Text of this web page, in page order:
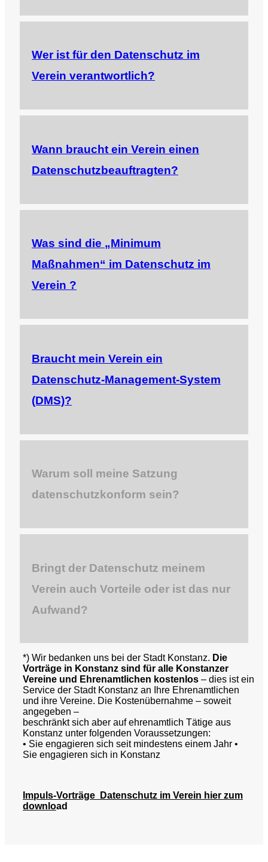
Wer ist für den Datenschutz im
Verein verantwortlich?
Wann braucht ein Verein einen
Datenschutzbeauftragten?
Was sind die „Minimum
Maßnahmen“ im Datenschutz im
Verein ?
Braucht mein Verein ein
Datenschutz-Management-System
(DMS)?
Warum soll meine Satzung
datenschutzkonform sein?
Bringt der Datenschutz meinem
Verein auch Vorteile oder ist das nur
Aufwand?
*) Wir bedanken uns bei der Stadt Konstanz. Die
Vorträge in Konstanz sind für alle Konstanzer
Vereine und Ehrenamtlichen kostenlos – dies ist ein
Service der Stadt Konstanz an Ihre Ehrenamtlichen
und ihre Vereine. Die Kostenübernahme – soweit
angegeben –
beschränkt sich aber auf ehrenamtlich Tätige aus
Konstanz unter folgenden Voraussetzungen:
• Sie engagieren sich seit mindestens einem Jahr •
Sie engagieren sich in Konstanz
Impuls-Vorträge Datenschutz im Verein hier zum
download